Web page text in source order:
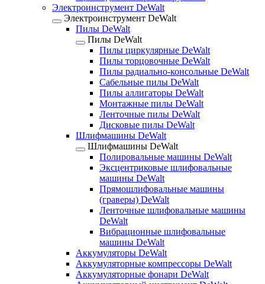
Электроинструмент DeWalt
Электроинструмент DeWalt
Пилы DeWalt
Пилы DeWalt
Пилы циркулярные DeWalt
Пилы торцовочные DeWalt
Пилы радиально-консольные DeWalt
Сабельные пилы DeWalt
Пилы аллигаторы DeWalt
Монтажные пилы DeWalt
Ленточные пилы DeWalt
Дисковые пилы DeWalt
Шлифмашины DeWalt
Шлифмашины DeWalt
Полировальные машины DeWalt
Эксцентриковые шлифовальные
машины DeWalt
Прямошлифовальные машины
(граверы) DeWalt
Ленточные шлифовальные машины
DeWalt
Вибрационные шлифовальные
машины DeWalt
Аккумуляторы DeWalt
Аккумуляторные компрессоры DeWalt
Аккумуляторные фонари DeWalt